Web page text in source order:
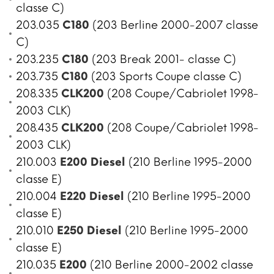
classe C)
203.035 C180 (203 Berline 2000-2007 classe
C)
203.235 C180 (203 Break 2001- classe C)
203.735 C180 (203 Sports Coupe classe C)
208.335 CLK200 (208 Coupe/Cabriolet 1998-
2003 CLK)
208.435 CLK200 (208 Coupe/Cabriolet 1998-
2003 CLK)
210.003 E200 Diesel (210 Berline 1995-2000
classe E)
210.004 E220 Diesel (210 Berline 1995-2000
classe E)
210.010 E250 Diesel (210 Berline 1995-2000
classe E)
210.035 E200 (210 Berline 2000-2002 classe